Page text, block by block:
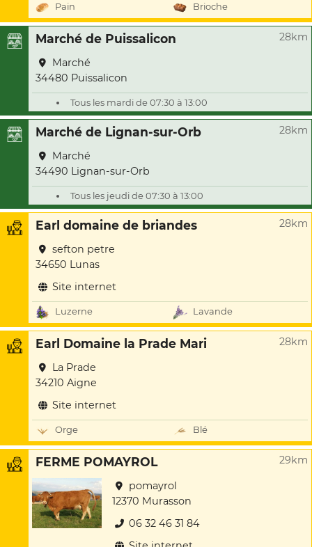
Pain Brioche
Marché de Puissalicon 28km
Marché
34480 Puissalicon
Tous les mardi de 07:30 à 13:00
Marché de Lignan-sur-Orb 28km
Marché
34490 Lignan-sur-Orb
Tous les jeudi de 07:30 à 13:00
Earl domaine de briandes 28km
sefton petre
34650 Lunas
Site internet
Luzerne Lavande
Earl Domaine la Prade Mari 28km
La Prade
34210 Aigne
Site internet
Orge Blé
FERME POMAYROL 29km
pomayrol
12370 Murasson
06 32 46 31 84